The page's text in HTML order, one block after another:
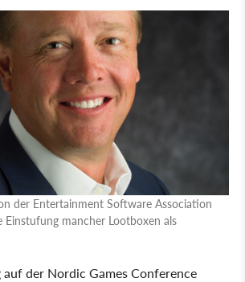
der Entertainment Software Association
Einstufung mancher Lootboxen als
auf der Nordic Games Conference